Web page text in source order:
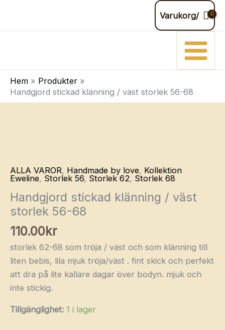
innehåll
Varukorg/
Hem
Produkter
Handgjord stickad klänning / väst storlek 56-68
ALLA VAROR, Handmade by love, Kollektion
Eweline, Storlek 56, Storlek 62, Storlek 68
Handgjord stickad klänning / väst
storlek 56-68
110.00kr
storlek 62-68 som tröja / väst och som klänning till
liten bebis, lila mjuk tröja/väst . fint skick och perfekt
att dra på lite kallare dagar över bodyn. mjuk och
inte stickig.
Tillgänglighet: 1 i lager
/
56-
68
mängd